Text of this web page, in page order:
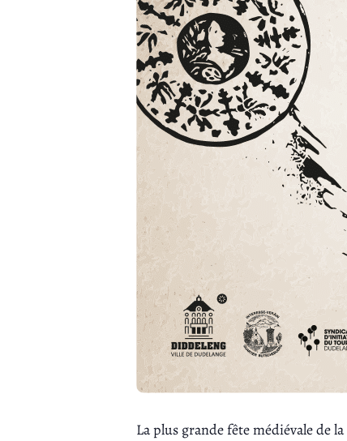
La plus grande fête médiévale de